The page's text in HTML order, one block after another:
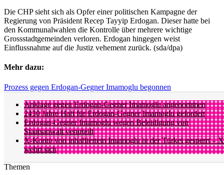
Die CHP sieht sich als Opfer einer politischen Kampagne der
Regierung von Präsident Recep Tayyip Erdogan. Dieser hatte bei
den Kommunalwahlen die Kontrolle über mehrere wichtige
Grossstadtgemeinden verloren. Erdogan hingegen weist
Einflussnahme auf die Justiz vehement zurück. (sda/dpa)
Mehr dazu:
Prozess gegen Erdogan-Gegner Imamoglu begonnen
Anklage gegen Erdogan-Gegner Imamoglu angenommen
2430 Jahre Haft für Erdogan-Gegner Imamoglu gefordert
Erdogan-Gegner Imamoglu wegen Beleidigung von
Staatsanwalt verurteilt
X-Konto von inhaftiertem Imamoglu in der Türkei gesperrt – X
wehrt sich
Themen